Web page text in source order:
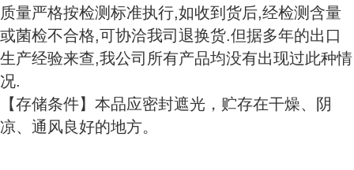
质量严格按检测标准执行,如收到货后,经检测含量
或菌检不合格,可协洽我司退换货.但据多年的出口
生产经验来查,我公司所有产品均没有出现过此种情
况.
【存储条件】本品应密封遮光，贮存在干燥、阴
凉、通风良好的地方。